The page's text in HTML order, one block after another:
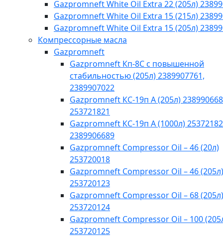
Gazpromneft White Oil Extra 22 (205л)
Gazpromneft White Oil Extra 15 (215л)
Gazpromneft White Oil Extra 15 (205л)
Компрессорные масла
Gazpromneft
Gazpromneft Кп-8С с повышенной
стабильностью (205л) 2389907761,
2389907022
Gazpromneft КС-19п А (205л)
253721821
Gazpromneft КС-19п А (1000л)
2389906689
Gazpromneft Compressor Oil – 46 (20л)
253720018
Gazpromneft Compressor Oil – 46 (205л)
253720123
Gazpromneft Compressor Oil – 68 (205л)
253720124
Gazpromneft Compressor Oil – 100
253720125